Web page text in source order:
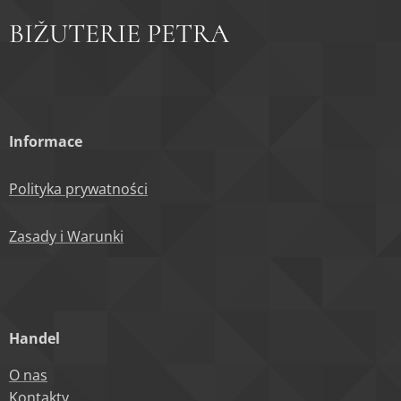
BIŽUTERIE PETRA
Informace
Polityka prywatności
Zasady i Warunki
Handel
O nas